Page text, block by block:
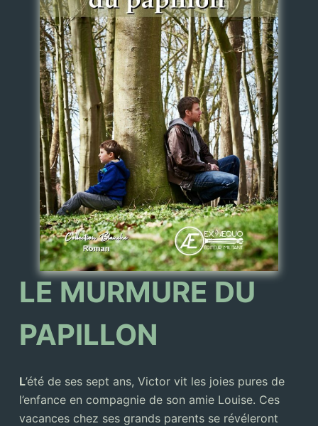
LE MURMURE DU
PAPILLON
L’été de ses sept ans, Victor vit les joies pures de
l’enfance en compagnie de son amie Louise. Ces
vacances chez ses grands parents se révéleront